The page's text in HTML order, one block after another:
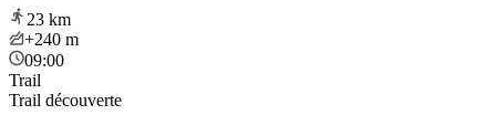
23 km
+240 m
09:00
Trail
Trail découverte